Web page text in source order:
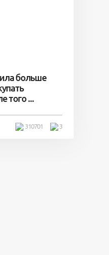
больше
того ...
3
310701